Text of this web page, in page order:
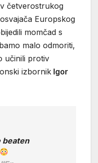
četverostrukog
Europskog
momčad s
malo odmoriti,
učinili protiv
izbornik Igor
beaten